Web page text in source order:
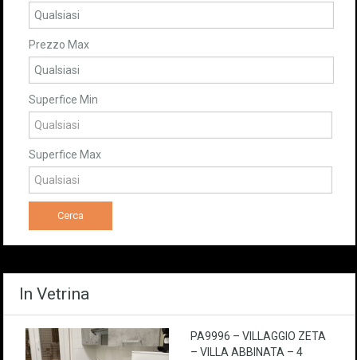
Prezzo Max
Superfice Min
Superfice Max
In Vetrina
PA9996 – VILLAGGIO ZETA
– VILLA ABBINATA – 4